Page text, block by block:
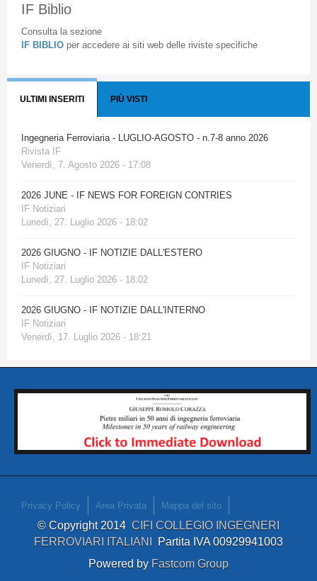
IF Biblio
Consulta la sezione
IF BIBLIO per accedere ai siti web delle riviste specifiche
ULTIMI INSERITI PIÙ VISTI
Ingegneria Ferroviaria - LUGLIO-AGOSTO - n.7-8 anno 2026
Rivista IF
Venerdì, 7. Agosto 2026 - 17:08
2026 JUNE - IF NEWS FOR FOREIGN CONTRIES
IF Notiziari
Lunedì, 27. Luglio 2026 - 18:02
2026 GIUGNO - IF NOTIZIE DALL'ESTERO
IF Notiziari
Lunedì, 27. Luglio 2026 - 18:02
2026 GIUGNO - IF NOTIZIE DALL'INTERNO
IF Notiziari
Venerdì, 17. Luglio 2026 - 18:21
Privacy Policy Area Privata Mappa del sito
© Copyright 2014 CIFI COLLEGIO INGEGNERI
FERROVIARI ITALIANI Partita IVA 00929941003
Powered by Fastcom Group